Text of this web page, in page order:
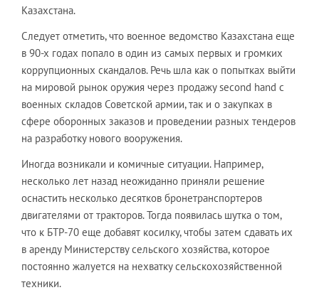
Казахстана.
Следует отметить, что военное ведомство Казахстана еще
в 90-х годах попало в один из самых первых и громких
коррупционных скандалов. Речь шла как о попытках выйти
на мировой рынок оружия через продажу second hand с
военных складов Советской армии, так и о закупках в
сфере оборонных заказов и проведении разных тендеров
на разработку нового вооружения.
Иногда возникали и комичные ситуации. Например,
несколько лет назад неожиданно приняли решение
оснастить несколько десятков бронетранспортеров
двигателями от тракторов. Тогда появилась шутка о том,
что к БТР-70 еще добавят косилку, чтобы затем сдавать их
в аренду Министерству сельского хозяйства, которое
постоянно жалуется на нехватку сельскохозяйственной
техники.